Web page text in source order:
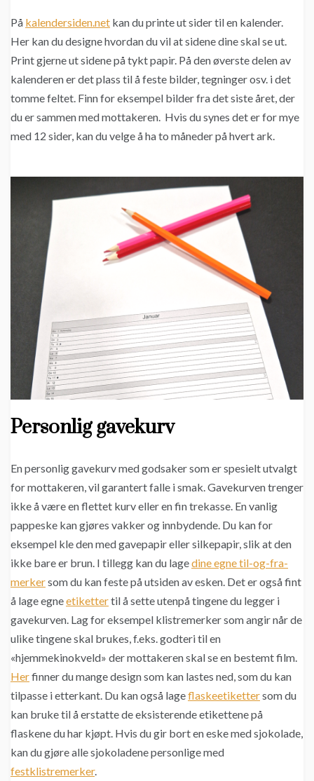
På kalendersiden.net kan du printe ut sider til en kalender.
Her kan du designe hvordan du vil at sidene dine skal se ut.
Print gjerne ut sidene på tykt papir. På den øverste delen av
kalenderen er det plass til å feste bilder, tegninger osv. i det
tomme feltet. Finn for eksempel bilder fra det siste året, der
du er sammen med mottakeren. Hvis du synes det er for mye
med 12 sider, kan du velge å ha to måneder på hvert ark.
Personlig gavekurv
En personlig gavekurv med godsaker som er spesielt utvalgt
for mottakeren, vil garantert falle i smak. Gavekurven trenger
ikke å være en flettet kurv eller en fin trekasse. En vanlig
pappeske kan gjøres vakker og innbydende. Du kan for
eksempel kle den med gavepapir eller silkepapir, slik at den
ikke bare er brun. I tillegg kan du lagedine egne til-og-fra-
merkersom du kan feste på utsiden av esken. Det er også fint
å lage egneetikettertil å sette utenpå tingene du legger i
gavekurven. Lag for eksempel klistremerker som angir når de
ulike tingene skal brukes, f.eks. godteri til en
«hjemmekinokveld» der mottakeren skal se en bestemt film.
Herfinner du mange design som kan lastes ned, som du kan
tilpasse i etterkant. Du kan også lageflaskeetikettersom du
kan bruke til å erstatte de eksisterende etikettene på
flaskene du har kjøpt. Hvis du gir bort en eske med sjokolade,
kan du gjøre alle sjokoladene personlige med
festklistremerker.